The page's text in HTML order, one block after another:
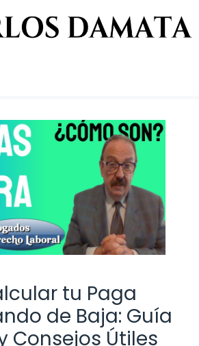
tu Paga
de Baja: Guía
Consejos Útiles